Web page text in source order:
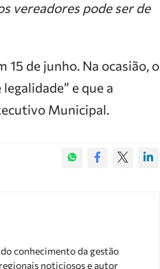
vereadores pode ser de
de junho. Na ocasião, o
e que a
Municipal.
conhecimento da gestão
noticiosos e autor